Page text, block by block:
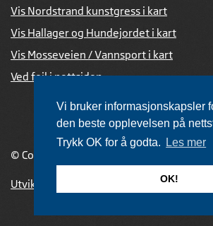
Vi bruker informasjonskapsler
den beste opplevelsen på
Trykk OK for å godta.
Les mer
OK!
Vis Nordstrand kunstgress i kart
Vis Hallager og Hundejordet i kart
Vis Mosseveien / Vannsport i kart
Ved feil i nettsiden
© Copyright 2026 |
Utviklet av Netlab publiseres med